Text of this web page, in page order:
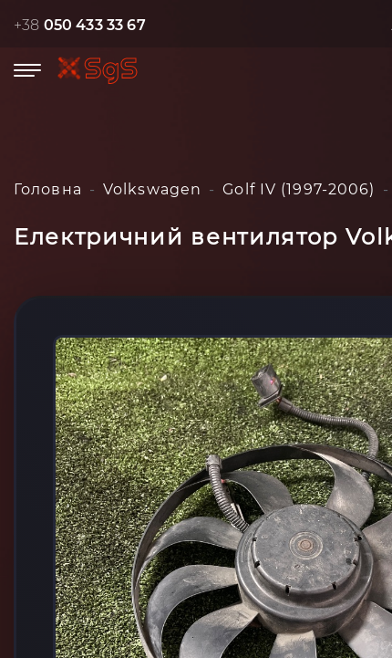
+38 050 433 33 67
Головна Volkswagen Golf IV (1997-2006)
Електричний вентилятор